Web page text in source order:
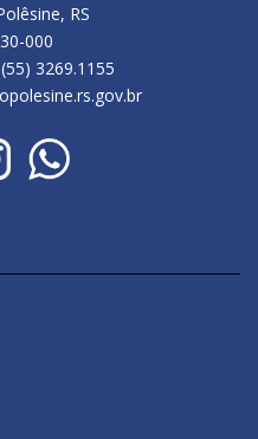
RS
000
3269.1155